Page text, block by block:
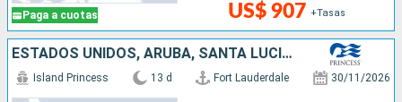
Paga a cuotas US$ 907 +Tasas
ESTADOS UNIDOS, ARUBA, SANTA LUCIA, BARBADOS, DOMINICA, SAN MARTÍN
Island Princess 13 d Fort Lauderdale 30/11/2026